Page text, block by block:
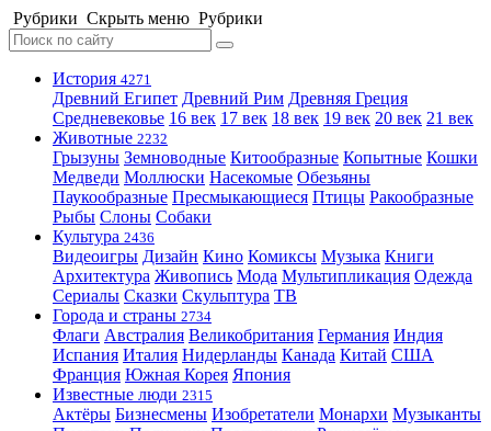
Рубрики Скрыть меню Рубрики
История 4271
Древний Египет Древний Рим Древняя Греция
Средневековье 16 век 17 век 18 век 19 век 20 век 21 век
Животные 2232
Грызуны Земноводные Китообразные Копытные Кошки
Медведи Моллюски Насекомые Обезьяны
Паукообразные Пресмыкающиеся Птицы Ракообразные
Рыбы Слоны Собаки
Культура 2436
Видеоигры Дизайн Кино Комиксы Музыка Книги
Архитектура Живопись Мода Мультипликация Одежда
Сериалы Сказки Скульптура ТВ
Города и страны 2734
Флаги Австралия Великобритания Германия Индия
Испания Италия Нидерланды Канада Китай США
Франция Южная Корея Япония
Известные люди 2315
Актёры Бизнесмены Изобретатели Монархи Музыканты